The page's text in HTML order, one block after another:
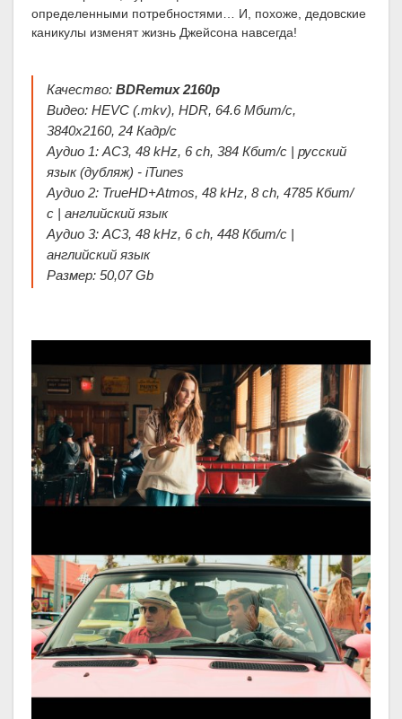
определенными потребностями… И, похоже, дедовские
каникулы изменят жизнь Джейсона навсегда!
Качество:BDRemux 2160p
Видео: HEVC (.mkv), HDR, 64.6 Мбит/с,
3840x2160, 24 Кадр/с
Аудио 1: AC3, 48 kHz, 6 ch, 384 Кбит/с | русский
язык (дубляж) - iTunes
Аудио 2: TrueHD+Atmos, 48 kHz, 8 ch, 4785 Кбит/
с | английский язык
Аудио 3: AC3, 48 kHz, 6 ch, 448 Кбит/с |
английский язык
Размер: 50,07 Gb